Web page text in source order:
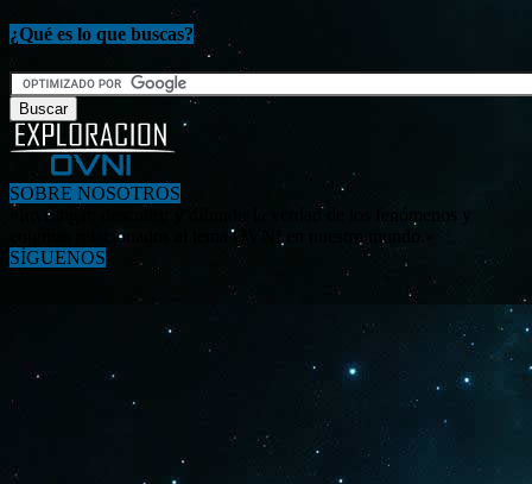
¿Qué es lo que buscas?
SOBRE NOSOTROS
«Investigar, descubrir y difundir la verdad de los fenómenos y
enigmas relacionados al tema OVNI en nuestro mundo.»
SÍGUENOS